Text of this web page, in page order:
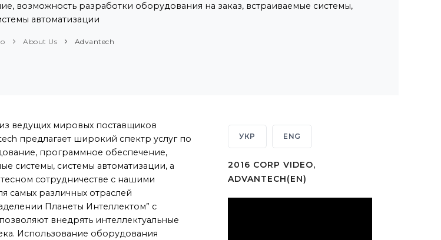
разработки оборудования на заказ, встраиваемые системы,
автоматизации
About Us Advantech
ведущих мировых поставщиков
предлагает широкий спектр услуг по
программное обеспечение,
системы, системы автоматизации, а
сотрудничестве с нашими
самых различных отраслей
Планеты Интеллектом” с
внедрять интеллектуальные
Использование оборудования
УКР ENG
2016 CORP VIDEO,
ADVANTECH(EN)